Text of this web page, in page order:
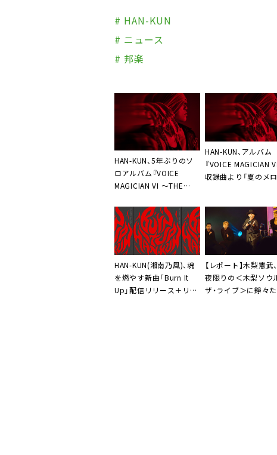
# HAN-KUN
# ニュース
# 邦楽
HAN-KUN、5年ぶりのソ
ロアルバム『VOICE
MAGICIAN VI ～THE
リース＋「Colorful」MV
公開
HAN-KUN、アルバム
『VOICE MAGICIAN VI
収録曲より「夏のメ
HAN-KUN(湘南乃風)、魂
を燃やす新曲「Burn It
Up」配信リリース＋リリ
【レポート】木梨憲武
夜限りの＜木梨ソウ
ザ・ライブ＞に錚々